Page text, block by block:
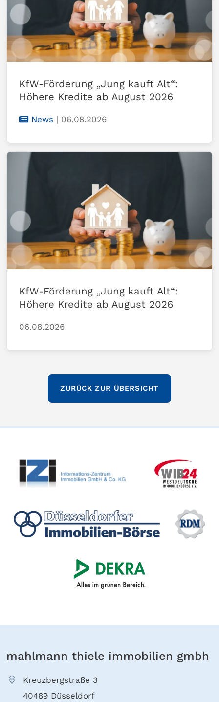
KfW-Förderung „Jung kauft Alt“:
Höhere Kredite ab August 2026
News | 06.08.2026
KfW-Förderung „Jung kauft Alt“:
Höhere Kredite ab August 2026
06.08.2026
ZURÜCK ZUR ÜBERSICHT
mahlmann thiele immobilien gmbh
Kreuzbergstraße 3
40489 Düsseldorf